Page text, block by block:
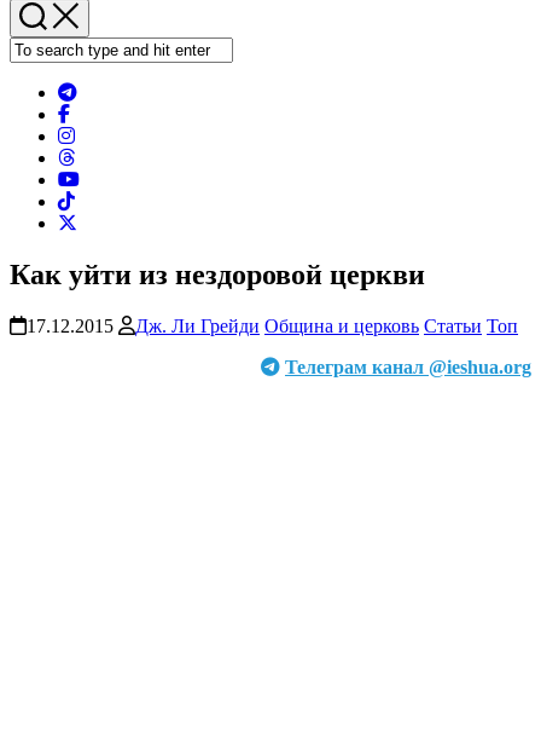
Как уйти из нездоровой церкви
17.12.2015 Дж. Ли Грейди Община и церковь Статьи Топ
Телеграм канал @ieshua.org